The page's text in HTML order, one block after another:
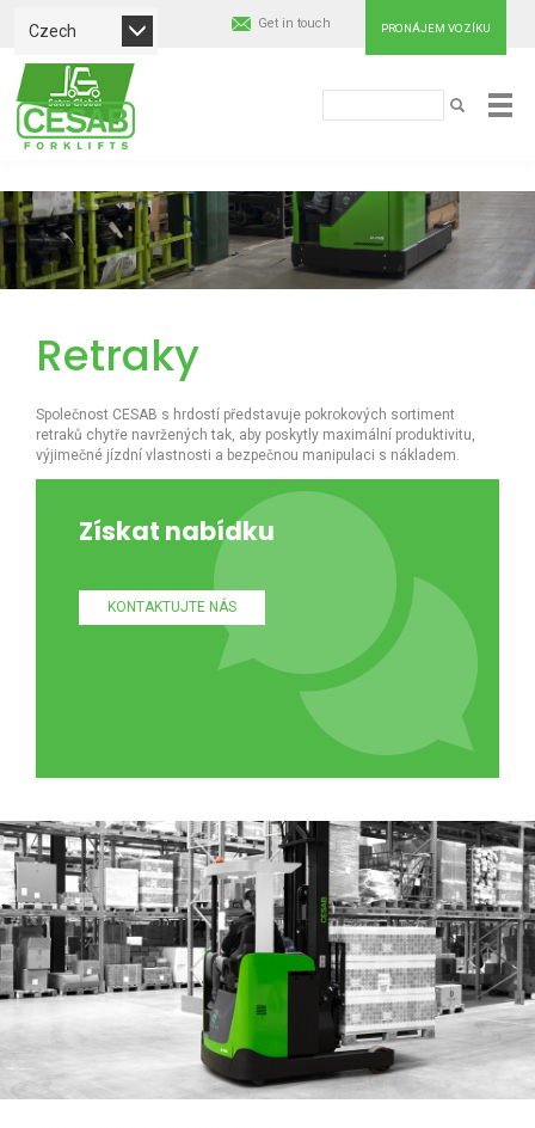
Přejít
k
hlavnímu
obsahu
Czech PRONÁJEM VOZÍKU
Get in touch
HLEDAT
Cesab
Material
Handling
Europe
Retraky
Společnost CESAB s hrdostí představuje pokrokových sortiment
retraků chytře navržených tak, aby poskytly maximální produktivitu,
výjimečné jízdní vlastnosti a bezpečnou manipulaci s nákladem.
Získat nabídku
KONTAKTUJTE NÁS